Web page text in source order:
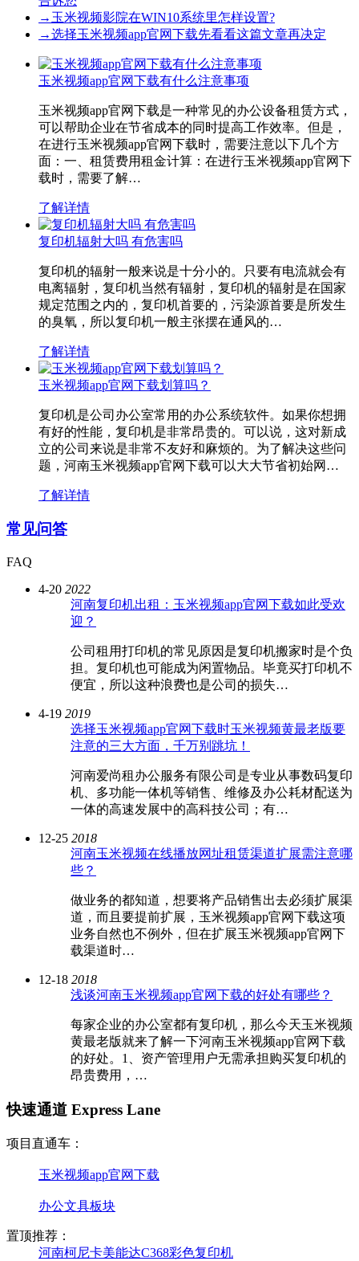
→ 玉米视频影院在WIN10系统里怎样设置?
→选择玉米视频app官网下载先看看这篇文章再决定
玉米视频app官网下载有什么注意事项
玉米视频app官网下载是一种常见的办公设备租赁方式，
可以帮助企业在节省成本的同时提高工作效率。但是，
在进行玉米视频app官网下载时，需要注意以下几个方
面：一、租赁费用租金计算：在进行玉米视频app官网下
载时，需要了解…
了解详情
复印机辐射大吗 有危害吗
复印机的辐射一般来说是十分小的。只要有电流就会有
电离辐射，复印机当然有辐射，复印机的辐射是在国家
规定范围之内的，复印机首要的，污染源首要是所发生
的臭氧，所以复印机一般主张摆在通风的…
了解详情
玉米视频app官网下载划算吗？
复印机是公司办公室常用的办公系统软件。如果你想拥
有好的性能，复印机是非常昂贵的。可以说，这对新成
立的公司来说是非常不友好和麻烦的。为了解决这些问
题，河南玉米视频app官网下载可以大大节省初始网…
了解详情
常见问答
FAQ
4-20 2022
河南复印机出租：玉米视频app官网下载如此受欢
迎？
公司租用打印机的常见原因是复印机搬家时是个负
担。复印机也可能成为闲置物品。毕竟买打印机不
便宜，所以这种浪费也是公司的损失…
4-19 2019
选择玉米视频app官网下载时玉米视频黄最老版要
注意的三大方面，千万别跳坑！
河南爱尚租办公服务有限公司是专业从事数码复印
机、多功能一体机等销售、维修及办公耗材配送为
一体的高速发展中的高科技公司；有…
12-25 2018
河南玉米视频在线播放网址租赁渠道扩展需注意哪
些？
做业务的都知道，想要将产品销售出去必须扩展渠
道，而且要提前扩展，玉米视频app官网下载这项
业务自然也不例外，但在扩展玉米视频app官网下
载渠道时…
12-18 2018
浅谈河南玉米视频app官网下载的好处有哪些？
每家企业的办公室都有复印机，那么今天玉米视频
黄最老版就来了解一下河南玉米视频app官网下载
的好处。1、资产管理用户无需承担购买复印机的
昂贵费用，…
快速通道 Express Lane
项目直通车：
玉米视频app官网下载
办公文具板块
置顶推荐：
河南柯尼卡美能达C368彩色复印机